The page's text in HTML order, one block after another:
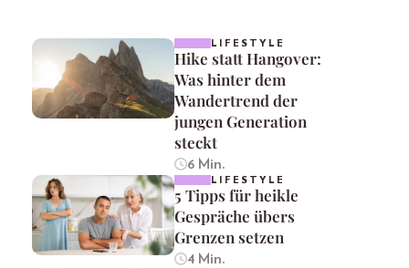
LIFESTYLE
Hike statt Hangover:
Was hinter dem
Wandertrend der
jungen Generation
steckt
6 Min.
LIFESTYLE
5 Tipps für heikle
Gespräche übers
Grenzen setzen
4 Min.